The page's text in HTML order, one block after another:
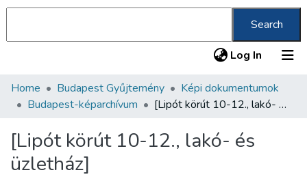
Search
Log In (current)
Communities & Collections
Statistics
About us
Home Budapest Gyűjtemény
Képi dokumentumok
Budapest-képarchívum
[Lipót körút 10-12., lakó- és üzletház]
[Lipót körút 10-12., lakó- és
üzletház]